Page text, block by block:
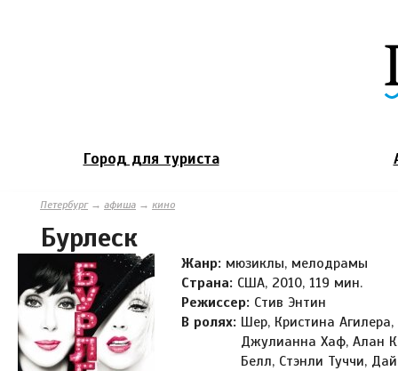
Город для туриста
Петербург→ афиша → кино
Бурлеск
Жанр: мюзиклы, мелодрамы
Страна: США, 2010, 119 мин.
Режиссер: Стив Энтин
В ролях: Шер, Кристина
Джулианна Хаф, Алан
Белл, Стэнли Туччи,